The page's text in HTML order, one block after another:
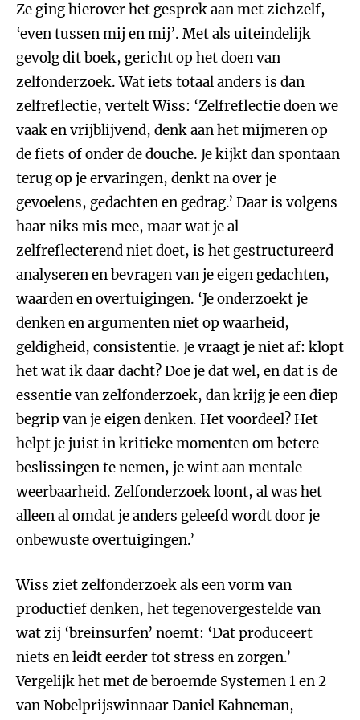
Ze ging hierover het gesprek aan met zichzelf,
‘even tussen mij en mij’. Met als uiteindelijk
gevolg dit boek, gericht op het doen van
zelfonderzoek. Wat iets totaal anders is dan
zelfreflectie, vertelt Wiss: ‘Zelfreflectie doen we
vaak en vrijblijvend, denk aan het mijmeren op
de fiets of onder de douche. Je kijkt dan spontaan
terug op je ervaringen, denkt na over je
gevoelens, gedachten en gedrag.’ Daar is volgens
haar niks mis mee, maar wat je al
zelfreflecterend niet doet, is het gestructureerd
analyseren en bevragen van je eigen gedachten,
waarden en overtuigingen. ‘Je onderzoekt je
denken en argumenten niet op waarheid,
geldigheid, consistentie. Je vraagt je niet af: klopt
het wat ik daar dacht? Doe je dat wel, en dat is de
essentie van zelfonderzoek, dan krijg je een diep
begrip van je eigen denken. Het voordeel? Het
helpt je juist in kritieke momenten om betere
beslissingen te nemen, je wint aan mentale
weerbaarheid. Zelfonderzoek loont, al was het
alleen al omdat je anders geleefd wordt door je
onbewuste overtuigingen.’
Wiss ziet zelfonderzoek als een vorm van
productief denken, het tegenovergestelde van
wat zij ‘breinsurfen’ noemt: ‘Dat produceert
niets en leidt eerder tot stress en zorgen.’
Vergelijk het met de beroemde Systemen 1 en 2
van Nobelprijswinnaar Daniel Kahneman,